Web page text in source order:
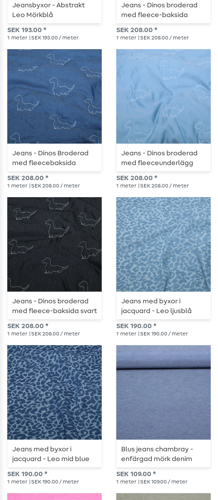
Jeansbyxor - Abstrakt
Leo Mörkblå
SEK 193.00 *
1 meter | SEK 193.00 / meter
Jeans - Dinos broderad
med fleece-baksida
mörkblå
SEK 208.00 *
1 meter | SEK 208.00 / meter
Jeans - Dinos Broderad
med fleecebaksida
Mediumblå
SEK 208.00 *
1 meter | SEK 208.00 / meter
Jeans - Dinos broderad
med fleeceunderlägg
ljusblå
SEK 208.00 *
1 meter | SEK 208.00 / meter
Jeans - Dinos broderad
med fleece-baksida svart
SEK 208.00 *
1 meter | SEK 208.00 / meter
Jeans med byxor i
jacquard - Leo ljusblå
SEK 190.00 *
1 meter | SEK 190.00 / meter
Jeans med byxor i
jacquard - Leo mid blue
SEK 190.00 *
1 meter | SEK 190.00 / meter
Blus jeans chambray -
enfärgad mörk denim
SEK 109.00 *
1 meter | SEK 109.00 / meter